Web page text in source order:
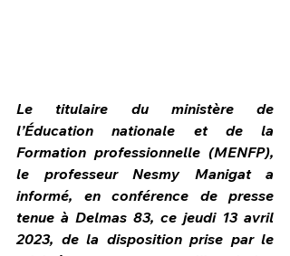
HPN Live
Le titulaire du ministère de
l’Éducation nationale et de la
Formation professionnelle (MENFP),
le professeur Nesmy Manigat a
informé, en conférence de presse
tenue à Delmas 83, ce jeudi 13 avril
2023, de la disposition prise par le